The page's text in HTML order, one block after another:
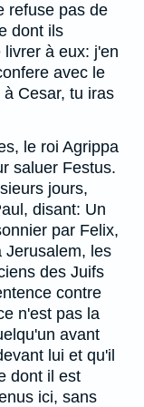
refuse pas de
dont ils
à eux: j'en
avec le
Cesar, tu iras
le roi Agrippa
saluer Festus.
jours,
disant: Un
par Felix,
Jerusalem, les
des Juifs
contre
n'est pas la
avant
lui et qu'il
dont il est
ici, sans